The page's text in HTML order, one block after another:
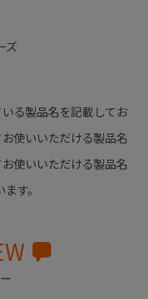
ズ
る製品名を記載してお
使いいただける製品名
使いいただける製品名
す。